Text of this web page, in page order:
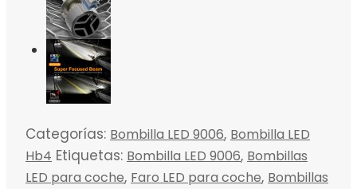
Categorías: Bombilla LED 9006, Bombilla LED
Hb4 Etiquetas: Bombilla LED 9006, Bombillas
LED para coche, Faro LED para coche, Bombillas